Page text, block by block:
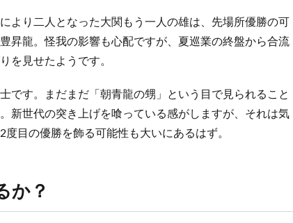
より二人となった大関もう一人の雄は、先場所優勝の可
昇龍。怪我の影響も心配ですが、夏巡業の終盤から合流
を見せたようです。
です。まだまだ「朝青龍の甥」という目で見られること
新世代の突き上げを喰っている感がしますが、それは気
目の優勝を飾る可能性も大いにあるはず。
か？